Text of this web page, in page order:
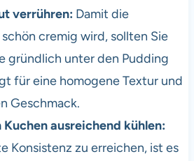
verrühren: Damit die
cremig wird, sollten Sie
gründlich unter den Pudding
für eine homogene Textur und
Geschmack.
Kuchen ausreichend kühlen:
Konsistenz zu erreichen, ist es